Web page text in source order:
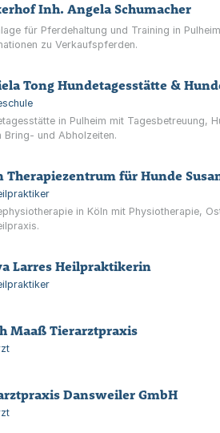
Inh. Angela Schumacher
für Pferdehaltung und Training in
zu Verkaufspferden.
Tong Hundetagesstätte &
in Pulheim mit Tagesbetreuung,
Bring- und Abholzeiten.
Therapiezentrum für Hunde
in Köln mit Physiotherapie,
Larres Heilpraktikerin
Maaß Tierarztpraxis
Dansweiler GmbH